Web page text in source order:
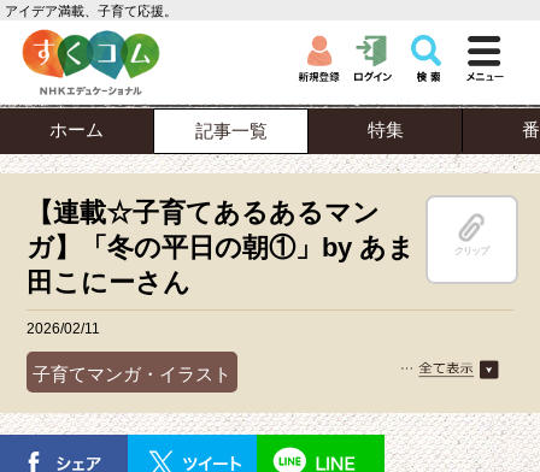
アイデア満載、子育て応援。
ホーム 記事一覧 特集
【連載☆子育てあるあるマン
ガ】「冬の平日の朝①」by あま
田こにーさん
クリップ
2026/02/11
子育てマンガ・イラスト